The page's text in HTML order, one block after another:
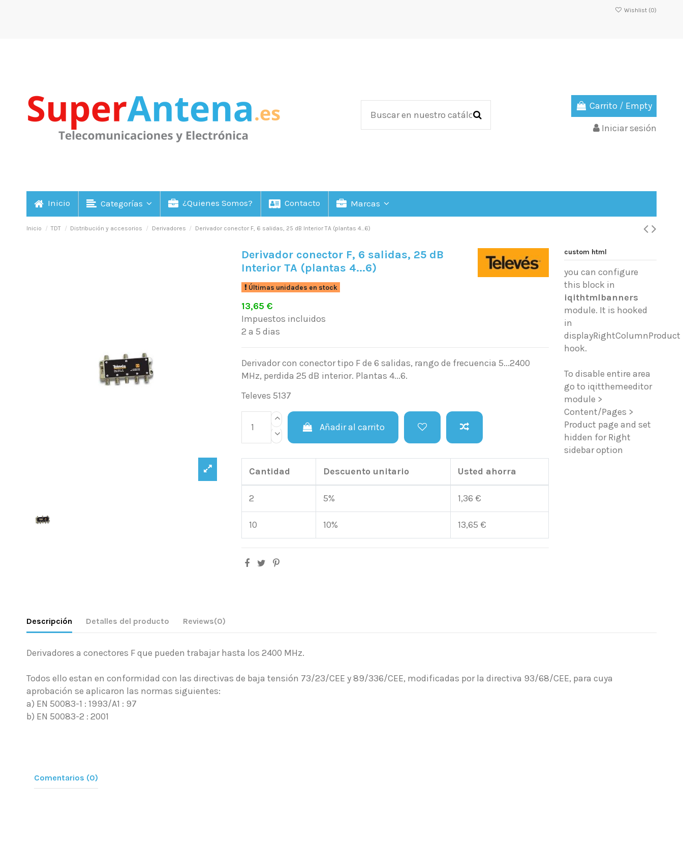
Wishlist (0)
Carrito / Empty
Iniciar sesión
Inicio Categorías ¿Quienes Somos? Contacto Marcas
Inicio TDT Distribución y accesorios Derivadores Derivador conector F, 6 salidas, 25 dB Interior TA (plantas 4...6)
Derivador conector F, 6 salidas, 25 dB
Interior TA (plantas 4...6)
Últimas unidades en stock
13,65 €
Impuestos incluidos
2 a 5 dias
Derivador con conector tipo F de 6 salidas, rango de frecuencia 5...2400
MHz, perdida 25 dB interior. Plantas 4...6.
Televes 5137
Añadir al carrito
Cantidad Descuento unitario Usted ahorra
2 5% 1,36 €
10 10% 13,65 €
custom html
you can configure
this block in
iqithtmlbanners
module. It is hooked
in
displayRightColumnProduct
hook.
To disable entire area
go to iqitthemeeditor
module >
Content/Pages >
Product page and set
hidden for Right
sidebar option
Descripción Detalles del producto Reviews(0)
Derivadores a conectores F que pueden trabajar hasta los 2400 MHz.
Todos ello estan en conformidad con las directivas de baja tensión 73/23/CEE y 89/336/CEE, modificadas por la directiva 93/68/CEE, para cuya
aprobación se aplicaron las normas siguientes:
a) EN 50083-1 : 1993/A1 : 97
b) EN 50083-2 : 2001
Comentarios (0)